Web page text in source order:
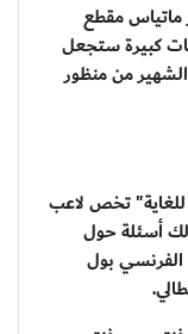
ماتياس مقطع
كبيرة ستجعل
من منظور
تخص لاعب
أسئلة حول
الفرنسي بول